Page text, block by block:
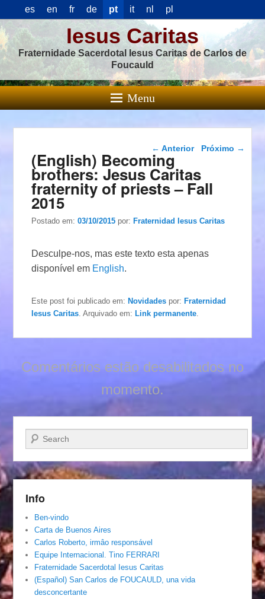
es en fr de pt it nl pl
Iesus Caritas
Fraternidade Sacerdotal Iesus Caritas de Carlos de
Foucauld
Menu
Navegação das
← Anterior Próximo →
(English) Becoming
brothers: Jesus Caritas
fraternity of priests – Fall
2015
Postado em:03/10/2015 por:Fraternidad Iesus Caritas
Desculpe-nos, mas este texto esta apenas
disponível em English.
Este post foi publicado em:Novidades por:Fraternidad
Iesus Caritas . Arquivado em:Link permanente
Comentários estão desabilitados no
momento.
Pesquisar…
Info
Ben-vindo
Carta de Buenos Aires
Carlos Roberto, irmâo responsável
Equipe Internacional. Tino FERRARI
Fraternidade Sacerdotal Iesus Caritas
(Español) San Carlos de FOUCAULD, una vida
desconcertante